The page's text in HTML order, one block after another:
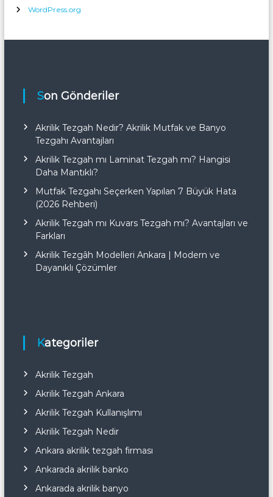
WordPress.org
Son Gönderiler
Akrilik Tezgah Nedir? Akrilik Mutfak ve Banyo
Tezgahı Avantajları
Akrilik Tezgah mı Laminat Tezgah mı? Hangisi
Daha Mantıklı?
Mutfak Tezgahı Seçerken Yapılan 7 Büyük Hata
(2026 Rehberi)
Akrilik Tezgah mı Kuvars Tezgah mı? Avantajları ve
Farkları
Akrilik Tezgâh Modelleri Ankara | Modern ve
Dayanıklı Çözümler
Kategoriler
Akrilik Tezgah
Akrilik Tezgah Ankara
Akrilik Tezgah Kullanışlımı
Akrilik Tezgah Nedir
Ankara akrilik tezgah firması
Ankarada akrilik banko
Ankarada akrilik banyo